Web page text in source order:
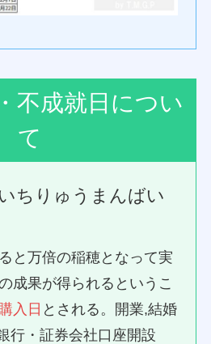
不成就日につい
て
ちりゅうまんばい
と万倍の稲穂となって実
成果が得られるというこ
入日 とされる。開業,結婚
行・証券会社口座開設